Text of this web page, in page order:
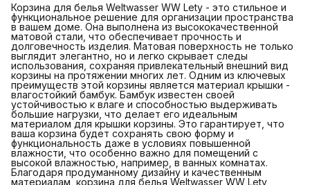
Корзина для белья Weltwasser WW Lety - это стильное и
функциональное решение для организации пространства
в вашем доме. Она выполнена из высококачественной
матовой стали, что обеспечивает прочность и
долговечность изделия. Матовая поверхность не только
выглядит элегантно, но и легко скрывает следы
использования, сохраняя привлекательный внешний вид
корзины на протяжении многих лет. Одним из ключевых
преимуществ этой корзины является материал крышки -
влагостойкий бамбук. Бамбук известен своей
устойчивостью к влаге и способностью выдерживать
большие нагрузки, что делает его идеальным
материалом для крышки корзины. Это гарантирует, что
ваша корзина будет сохранять свою форму и
функциональность даже в условиях повышенной
влажности, что особенно важно для помещений с
высокой влажностью, например, в ванных комнатах.
Благодаря продуманному дизайну и качественным
материалам, корзина для белья Weltwasser WW Lety